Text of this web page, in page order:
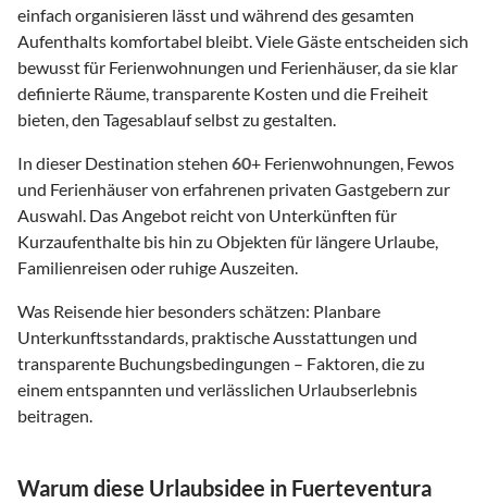
einfach organisieren lässt und während des gesamten
Aufenthalts komfortabel bleibt. Viele Gäste entscheiden sich
bewusst für Ferienwohnungen und Ferienhäuser, da sie klar
definierte Räume, transparente Kosten und die Freiheit
bieten, den Tagesablauf selbst zu gestalten.
In dieser Destination stehen 60+ Ferienwohnungen, Fewos
und Ferienhäuser von erfahrenen privaten Gastgebern zur
Auswahl. Das Angebot reicht von Unterkünften für
Kurzaufenthalte bis hin zu Objekten für längere Urlaube,
Familienreisen oder ruhige Auszeiten.
Was Reisende hier besonders schätzen: Planbare
Unterkunftsstandards, praktische Ausstattungen und
transparente Buchungsbedingungen – Faktoren, die zu
einem entspannten und verlässlichen Urlaubserlebnis
beitragen.
Warum diese Urlaubsidee in Fuerteventura